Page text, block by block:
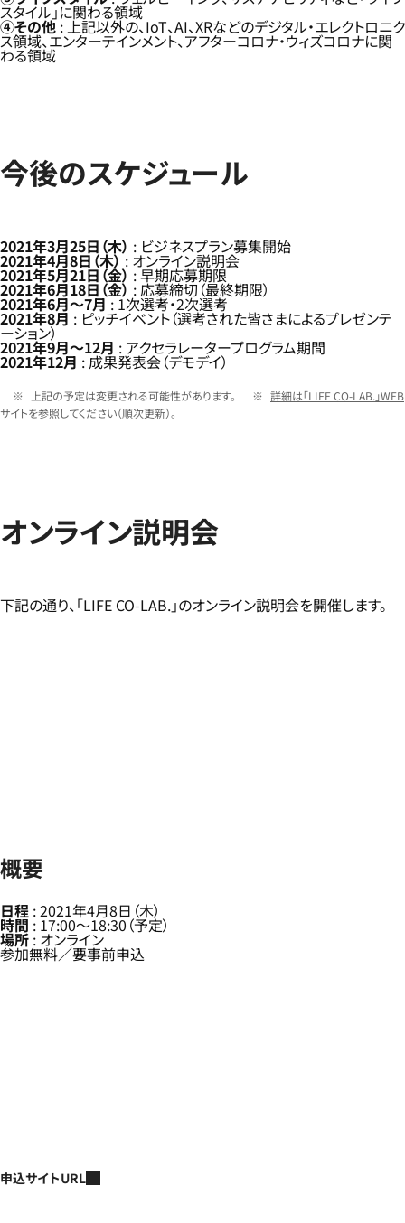
スタイル」に関わる領域
④その他: 上記以外の、IoT、AI、XRなどのデジタル・エレクトロニク
ス領域、エンターテインメント、アフターコロナ・ウィズコロナに関
わる領域
今後のスケジュール
2021年3月25日（木） : ビジネスプラン募集開始
2021年4月8日（木）: オンライン説明会
2021年5月21日（金） : 早期応募期限
2021年6月18日（金） : 応募締切（最終期限）
2021年6月〜7月: 1次選考・2次選考
2021年8月 : ピッチイベント（選考された皆さまによるプレゼンテ
ーション）
2021年9月〜12月 : アクセラレータープログラム期間
2021年12月 : 成果発表会（デモデイ）
上記の予定は変更される可能性があります。
詳細は「LIFE CO-LAB.」WEB
サイトを参照してください（順次更新）。
オンライン説明会
下記の通り、「LIFE CO-LAB.」のオンライン説明会を開催します。
概要
日程 : 2021年4月8日（木）
時間 : 17:00〜18:30（予定）
場所 : オンライン
参加無料／要事前申込
申込サイトURL